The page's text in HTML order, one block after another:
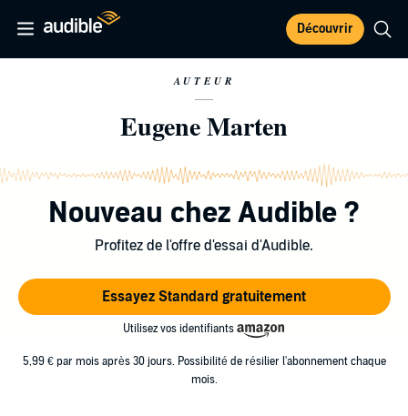
Découvrir
AUTEUR
Eugene Marten
Nouveau chez Audible ?
Profitez de l'offre d'essai d'Audible.
Essayez Standard gratuitement
Utilisez vos identifiants
5,99 € par mois après 30 jours. Possibilité de résilier l'abonnement chaque
mois.